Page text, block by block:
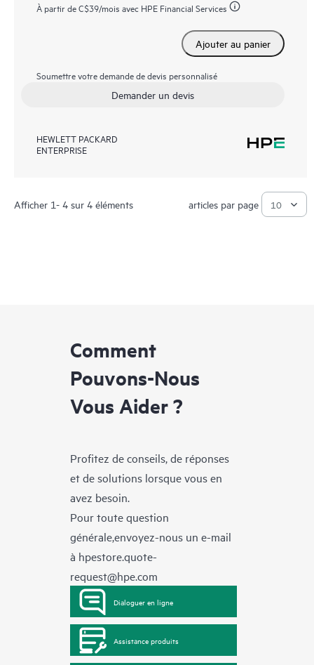
À partir deC$39/mois avec HPE Financial Services
Ajouter au panier
Soumettre votre demande de devis personnalisé
Demander un devis
HEWLETT PACKARD
ENTERPRISE
Afficher 1- 4 sur 4 éléments articles par page
Comment
Pouvons-Nous
Vous Aider ?
Profitez de conseils, de réponses
et de solutions lorsque vous en
avez besoin.
Pour toute question
générale,envoyez-nous un e-mail
à hpestore.quote-
request@hpe.com
Dialoguer en ligne
Assistance produits